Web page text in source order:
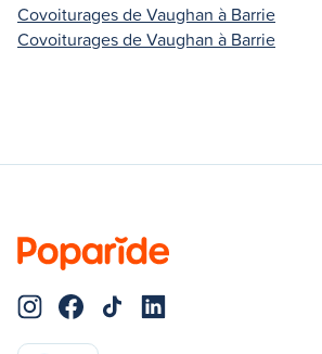
Covoiturages de Vaughan à Barrie
Covoiturages de Vaughan à Barrie